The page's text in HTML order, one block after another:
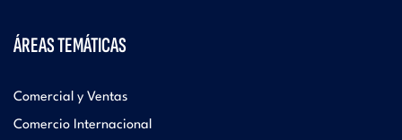
ÁREAS TEMÁTICAS
Comercial y Ventas
Comercio Internacional